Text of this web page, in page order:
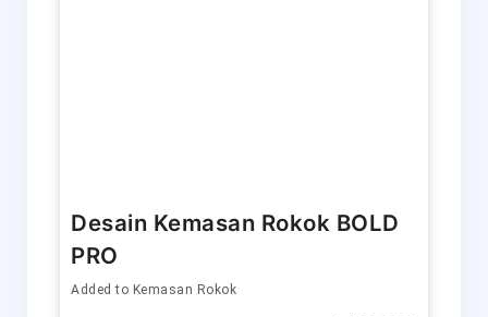
Desain Kemasan Rokok BOLD
PRO
Added to Kemasan Rokok